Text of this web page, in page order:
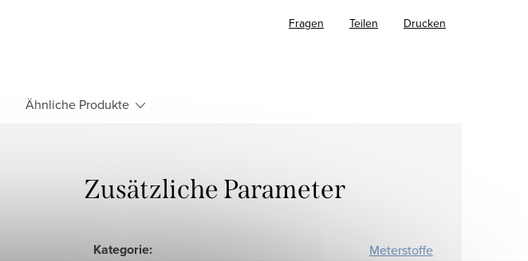
Drucken
Fragen Teilen
Ähnliche Produkte
Zusätzliche Parameter
Kategorie: Meterstoffe